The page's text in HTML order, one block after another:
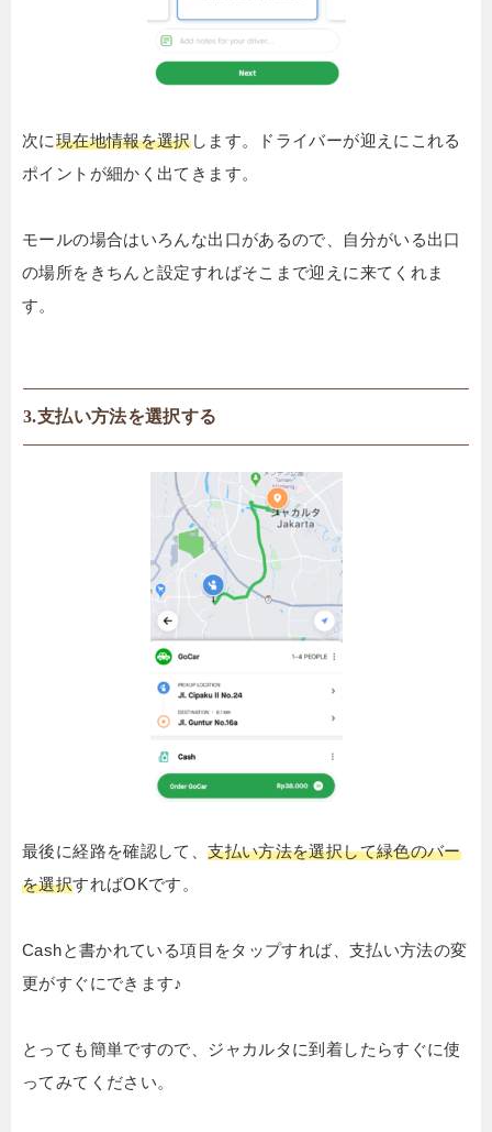
次に現在地情報を選択します。ドライバーが迎えにこれる
ポイントが細かく出てきます。
モールの場合はいろんな出口があるので、自分がいる出口
の場所をきちんと設定すればそこまで迎えに来てくれま
す。
3.支払い方法を選択する
最後に経路を確認して、支払い方法を選択して緑色のバー
を選択すればOKです。
Cashと書かれている項目をタップすれば、支払い方法の変
更がすぐにできます♪
とっても簡単ですので、ジャカルタに到着したらすぐに使
ってみてください。